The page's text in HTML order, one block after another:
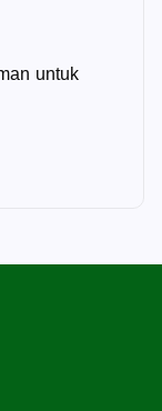
untuk